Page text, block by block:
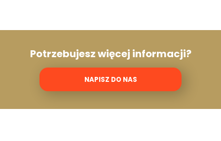
Potrzebujesz więcej informacji?
NAPISZ DO NAS